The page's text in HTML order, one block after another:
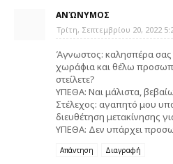
ΑΝΏΝΥΜΟΣ
Τρίτη, Σεπτεμβρίου 20, 2022
Άγνωστος: καλησπέρα σας
χωράφια και θέλω
στείλετε?
ΥΠΕΘΑ: Ναι μάλιστα,
Στέλεχος: αγαπητό μου
διευθέτηση μετακίνησης
ΥΠΕΘΑ: Δεν υπάρχει
Απάντηση Διαγραφή